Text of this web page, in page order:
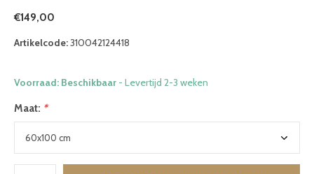
€149,00
Artikelcode:310042124418
Voorraad: Beschikbaar - Levertijd 2-3 weken
Maat: *